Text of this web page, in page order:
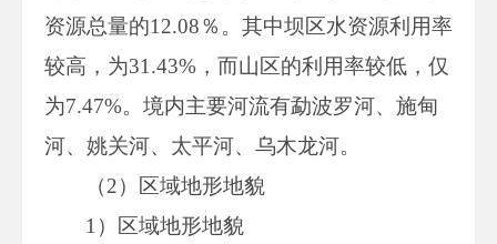
资源总量的12.08％。其中坝区水资源利用率
较高，为31.43%，而山区的利用率较低，仅
为7.47%。境内主要河流有勐波罗河、施甸
河、姚关河、太平河、乌木龙河。
（2）区域地形地貌
1）区域地形地貌